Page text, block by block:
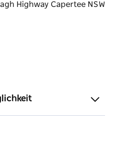
seiner Gerste, seinen
daran zu bleiben,